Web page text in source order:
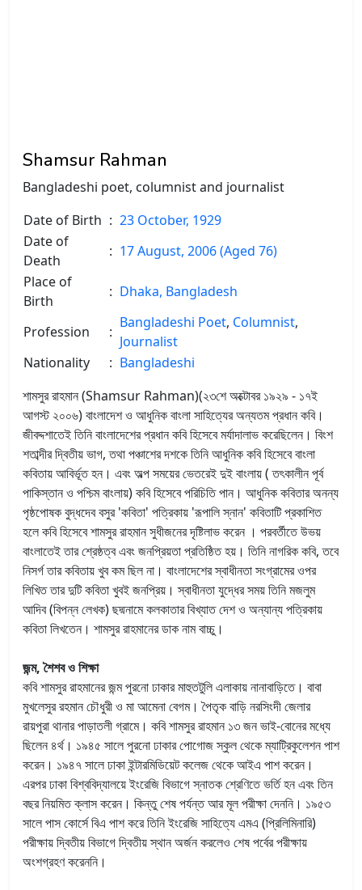
Shamsur Rahman
Bangladeshi poet, columnist and journalist
Date of Birth : 23 October, 1929
Date of
Death
: 17 August, 2006 (Aged 76)
Place of
Birth
: Dhaka, Bangladesh
Profession :
Bangladeshi Poet, Columnist,
Journalist
Nationality
: Bangladeshi
শামসুর রাহমান (Shamsur Rahman)(২৩শে অক্টোবর ১৯২৯ - ১৭ই
আগস্ট ২০০৬) বাংলাদেশ ও আধুনিক বাংলা সাহিত্যের অন্যতম প্রধান কবি।
জীবদ্দশাতেই তিনি বাংলাদেশের প্রধান কবি হিসেবে মর্যাদালাভ করেছিলেন। বিংশ
শতাব্দীর দ্বিতীয় ভাগ, তথা পঞ্চাশের দশকে তিনি আধুনিক কবি হিসেবে বাংলা
কবিতায় আবির্ভূত হন। এবং অল্প সময়ের ভেতরেই দুই বাংলায় ( তৎকালীন পূর্ব
পাকিস্তান ও পশ্চিম বাংলায়) কবি হিসেবে পরিচিতি পান। আধুনিক কবিতার অনন্য
পৃষ্ঠপোষক বুদ্ধদেব বসুর 'কবিতা' পত্রিকায় 'রূপালি স্নান' কবিতাটি প্রকাশিত
হলে কবি হিসেবে শামসুর রাহমান সুধীজনের দৃষ্টিলাভ করেন । পরবর্তীতে উভয়
বাংলাতেই তার শ্রেষ্ঠত্ব এবং জনপ্রিয়তা প্রতিষ্ঠিত হয়। তিনি নাগরিক কবি, তবে
নিসর্গ তার কবিতায় খুব কম ছিল না। বাংলাদেশের স্বাধীনতা সংগ্রামের ওপর
লিখিত তার দুটি কবিতা খুবই জনপ্রিয়। স্বাধীনতা যুদ্ধের সময় তিনি মজলুম
আদিব (বিপন্ন লেখক) ছদ্মনামে কলকাতার বিখ্যাত দেশ ও অন্যান্য পত্রিকায়
কবিতা লিখতেন। শামসুর রাহমানের ডাক নাম বাচ্চু।
জন্ম, শৈশব ও শিক্ষা
কবি শামসুর রাহমানের জন্ম পুরনো ঢাকার মাহুতটুলি এলাকায় নানাবাড়িতে। বাবা
মুখলেসুর রহমান চৌধুরী ও মা আমেনা বেগম। পৈতৃক বাড়ি নরসিংদী জেলার
রায়পুরা থানার পাড়াতলী গ্রামে। কবি শামসুর রাহমান ১৩ জন ভাই-বোনের মধ্যে
ছিলেন ৪র্থ। ১৯৪৫ সালে পুরনো ঢাকার পোগোজ স্কুল থেকে ম্যাট্রিকুলেশন পাশ
করেন। ১৯৪৭ সালে ঢাকা ইন্টারমিডিয়েট কলেজ থেকে আইএ পাশ করেন।
এরপর ঢাকা বিশ্ববিদ্যালয়ে ইংরেজি বিভাগে স্নাতক শ্রেণিতে ভর্তি হন এবং তিন
বছর নিয়মিত ক্লাস করেন। কিন্তু শেষ পর্যন্ত আর মূল পরীক্ষা দেননি। ১৯৫৩
সালে পাস কোর্সে বিএ পাশ করে তিনি ইংরেজি সাহিত্যে এমএ (প্রিলিমিনারি)
পরীক্ষায় দ্বিতীয় বিভাগে দ্বিতীয় স্থান অর্জন করলেও শেষ পর্বের পরীক্ষায়
অংশগ্রহণ করেননি।